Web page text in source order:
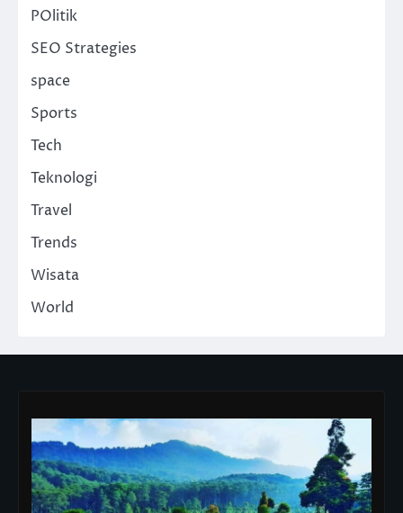
POlitik
SEO Strategies
space
Sports
Tech
Teknologi
Travel
Trends
Wisata
World